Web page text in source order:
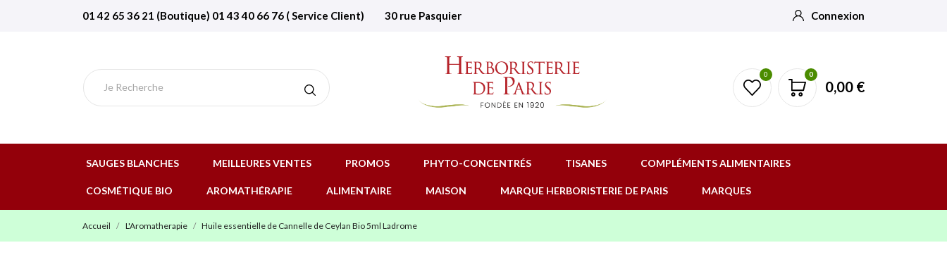
01 42 65 36 21 (Boutique) 01 43 40 66 76 ( Service Client) 30 rue Pasquier Connexion
0 0
0,00 €
SAUGES BLANCHES MEILLEURES VENTES PROMOS PHYTO-CONCENTRÉS TISANES COMPLÉMENTS ALIMENTAIRES
COSMÉTIQUE BIO AROMATHÉRAPIE ALIMENTAIRE MAISON MARQUE HERBORISTERIE DE PARIS MARQUES
Accueil L'Aromatherapie Huile essentielle de Cannelle de Ceylan Bio 5ml Ladrome